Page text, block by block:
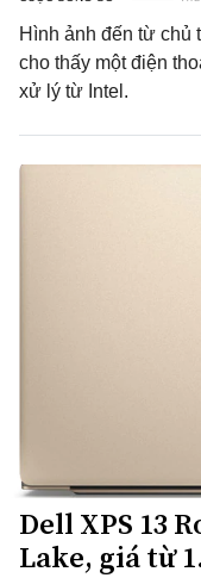
Hình ảnh đến từ chủ
cho thấy một điện
xử lý từ Intel.
Dell XPS 13
Lake, giá từ